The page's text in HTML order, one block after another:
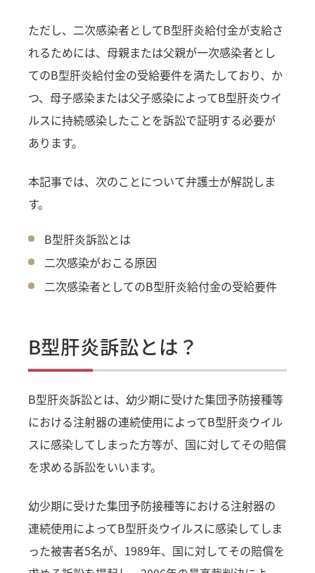
ただし、二次感染者としてB型肝炎給付金が支給さ
れるためには、母親または父親が一次感染者とし
てのB型肝炎給付金の受給要件を満たしており、か
つ、母子感染または父子感染によってB型肝炎ウイ
ルスに持続感染したことを訴訟で証明する必要が
あります。
本記事では、次のことについて弁護士が解説しま
す。
B型肝炎訴訟とは
二次感染がおこる原因
二次感染者としてのB型肝炎給付金の受給要件
B型肝炎訴訟とは？
B型肝炎訴訟とは、幼少期に受けた集団予防接種等
における注射器の連続使用によってB型肝炎ウイル
スに感染してしまった方等が、国に対してその賠償
を求める訴訟をいいます。
幼少期に受けた集団予防接種等における注射器の
連続使用によってB型肝炎ウイルスに感染してしま
った被害者5名が、1989年、国に対してその賠償を